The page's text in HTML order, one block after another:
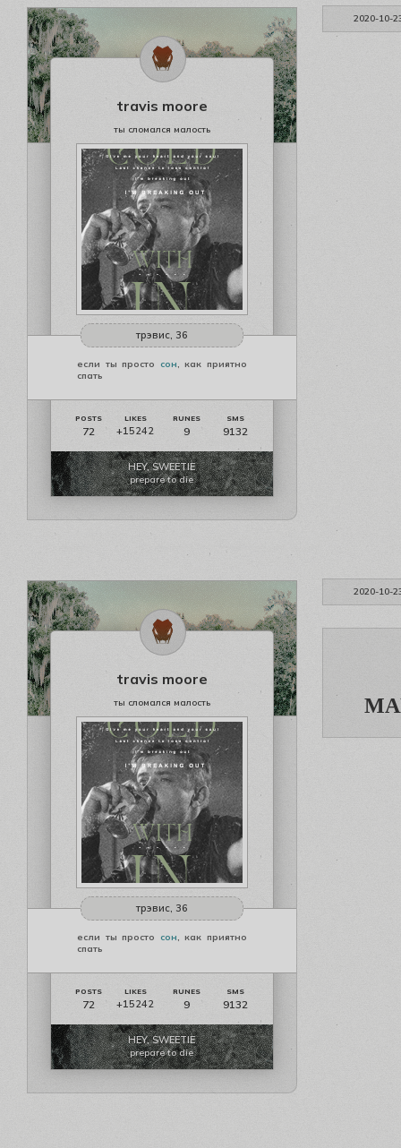
2020-10-
travis moore
ты сломался малость
трэвис, 36
если ты просто сон, как приятно
спать
72 +15242 9 9132
HEY, SWEETIE
prepare to die
2020-10-
travis moore
ты сломался малость
трэвис, 36
если ты просто сон, как приятно
спать
72 +15242 9 9132
HEY, SWEETIE
prepare to die